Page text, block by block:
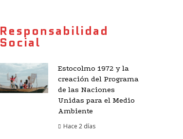
Responsabilidad
Social
Estocolmo 1972 y la
creación del Programa
de las Naciones
Unidas para el Medio
Ambiente
Hace 2 días